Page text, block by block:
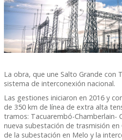
La obra, que une Salto Grande con
sistema de interconexión nacional.
Las gestiones iniciaron en 2016 y
de 350 km de línea de extra alta
tramos: Tacuarembó-Chamberlain-
nueva subestación de trasmisión en
de la subestación en Melo y la